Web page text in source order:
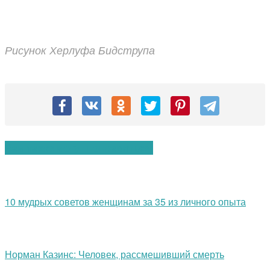
Рисунок Херлуфа Бидструпа
10 мудрых советов женщинам за 35 из личного опыта
Норман Казинс: Человек, рассмешивший смерть